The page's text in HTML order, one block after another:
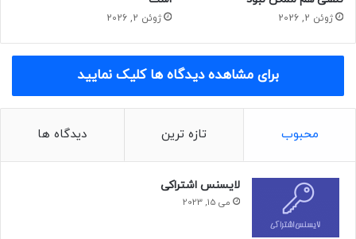
احتمالا آنر قصد دارد X30 را روزی در ماه جاری عرضه کند. آنر X30
احتمالا بالاتر ازHonor X30i وHonor X30 Max که ماه گذشته در
چین به صورت رسمی معرفی شدند، قرار خواهد گرفت. X30i دارای
مشخصات کلیدی مانند صفحه‌نمایش ۶٫۷ اینچی FHD+ با نرخ
نوسازی ۹۰ هرتز، تراشه دایمنسیتی ۸۱۰، دوربین جلوی ۸
مکس با صفحه‌نمایش ۷
۵۰۰۰ میلی‌آمپر ساعتی با شارژ سریع ۲۲٫۵ واتی عرضه شد.
ژوئن 2, 2026 ژوئن 2, 2026
برای مشاهده دیدگاه ها کلیک نمایید
محبوب تازه ترین دیدگاه ها
لایسنس اشتراکی
می 15, 2023